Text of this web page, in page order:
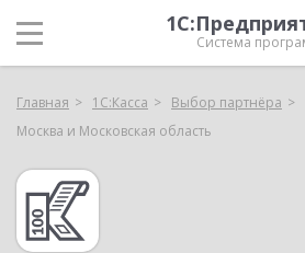
Система
Главная 1С:Касса
Выбор партнёра
Москва и Московская область